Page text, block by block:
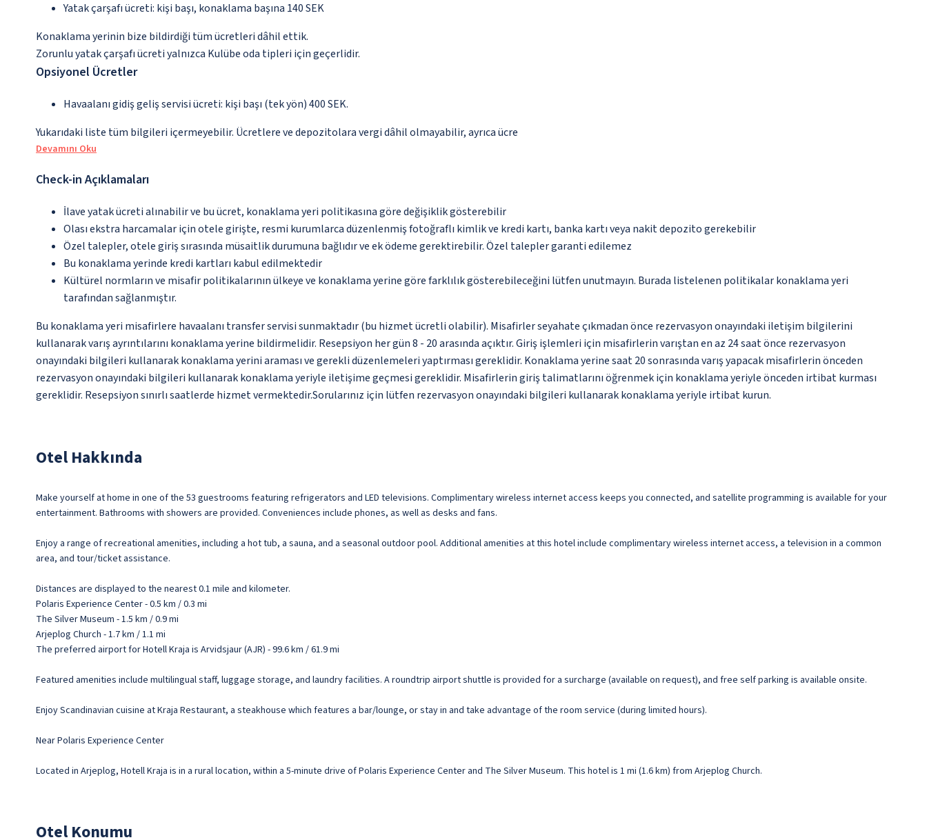
Yatak çarşafı ücreti: kişi başı, konaklama başına 140 SEK
Konaklama yerinin bize bildirdiği tüm ücretleri dâhil ettik.
Zorunlu yatak çarşafı ücreti yalnızca Kulübe oda tipleri için geçerlidir.
Opsiyonel Ücretler
Havaalanı gidiş geliş servisi ücreti: kişi başı (tek yön) 400 SEK.
Yukarıdaki liste tüm bilgileri içermeyebilir. Ücretlere ve depozitolara vergi dâhil olmayabilir, ayrıca ücre
Devamını Oku
Check-in Açıklamaları
İlave yatak ücreti alınabilir ve bu ücret, konaklama yeri politikasına göre değişiklik gösterebilir
Olası ekstra harcamalar için otele girişte, resmi kurumlarca düzenlenmiş fotoğraflı kimlik ve kredi kartı, banka kartı veya nakit depozito gerekebilir
Özel talepler, otele giriş sırasında müsaitlik durumuna bağlıdır ve ek ödeme gerektirebilir. Özel talepler garanti edilemez
Bu konaklama yerinde kredi kartları kabul edilmektedir
Kültürel normların ve misafir politikalarının ülkeye ve konaklama yerine göre farklılık gösterebileceğini lütfen unutmayın. Burada listelenen politikalar konaklama yeri
tarafından sağlanmıştır.
Bu konaklama yeri misafirlere havaalanı transfer servisi sunmaktadır (bu hizmet ücretli olabilir). Misafirler seyahate çıkmadan önce rezervasyon onayındaki iletişim bilgilerini
kullanarak varış ayrıntılarını konaklama yerine bildirmelidir. Resepsiyon her gün 8 - 20 arasında açıktır. Giriş işlemleri için misafirlerin varıştan en az 24 saat önce rezervasyon
onayındaki bilgileri kullanarak konaklama yerini araması ve gerekli düzenlemeleri yaptırması gereklidir. Konaklama yerine saat 20 sonrasında varış yapacak misafirlerin önceden
rezervasyon onayındaki bilgileri kullanarak konaklama yeriyle iletişime geçmesi gereklidir. Misafirlerin giriş talimatlarını öğrenmek için konaklama yeriyle önceden irtibat kurması
gereklidir. Resepsiyon sınırlı saatlerde hizmet vermektedir.Sorularınız için lütfen rezervasyon onayındaki bilgileri kullanarak konaklama yeriyle irtibat kurun.
Otel Hakkında
Make yourself at home in one of the 53 guestrooms featuring refrigerators and LED televisions. Complimentary wireless internet access keeps you connected, and satellite programming is available for your
entertainment. Bathrooms with showers are provided. Conveniences include phones, as well as desks and fans.
Enjoy a range of recreational amenities, including a hot tub, a sauna, and a seasonal outdoor pool. Additional amenities at this hotel include complimentary wireless internet access, a television in a common
area, and tour/ticket assistance.
Distances are displayed to the nearest 0.1 mile and kilometer.
Polaris Experience Center - 0.5 km / 0.3 mi
The Silver Museum - 1.5 km / 0.9 mi
Arjeplog Church - 1.7 km / 1.1 mi
The preferred airport for Hotell Kraja is Arvidsjaur (AJR) - 99.6 km / 61.9 mi
Featured amenities include multilingual staff, luggage storage, and laundry facilities. A roundtrip airport shuttle is provided for a surcharge (available on request), and free self parking is available onsite.
Enjoy Scandinavian cuisine at Kraja Restaurant, a steakhouse which features a bar/lounge, or stay in and take advantage of the room service (during limited hours).
Near Polaris Experience Center
Located in Arjeplog, Hotell Kraja is in a rural location, within a 5-minute drive of Polaris Experience Center and The Silver Museum. This hotel is 1 mi (1.6 km) from Arjeplog Church.
Otel Konumu